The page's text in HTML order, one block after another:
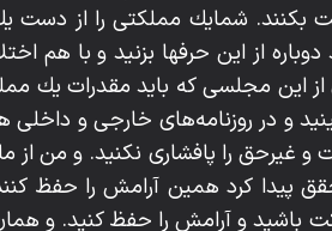
شمايك مملكتى را از دست يك
دوباره از اين حرفها بزنيد و با هم
از اين مجلسى كه بايد مقدرات يك
و در روزنامه‌هاى خارجى و
غيرحق را پافشارى نكنيد. و من از
پيدا كرد همين آرامش را حفظ
باشيد و آرامش را حفظ كنيد. و